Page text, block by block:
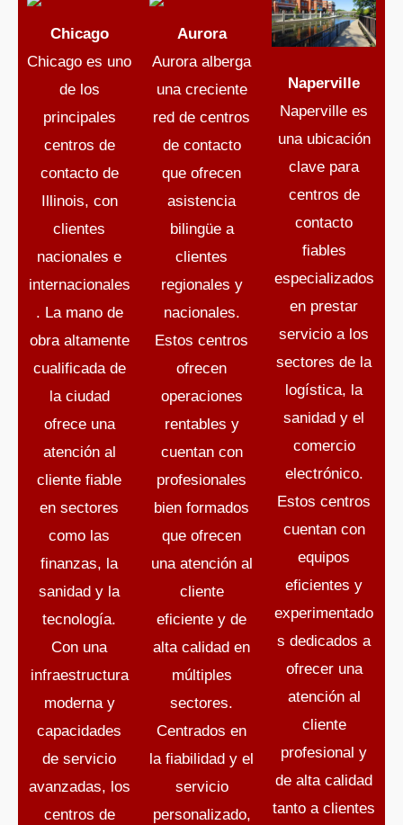
Chicago
Chicago es uno
de los
principales
centros de
contacto de
Illinois, con
clientes
nacionales e
internacionales
. La mano de
obra altamente
cualificada de
la ciudad
ofrece una
atención al
cliente fiable
en sectores
como las
finanzas, la
sanidad y la
tecnología.
Con una
infraestructura
moderna y
capacidades
de servicio
avanzadas, los
centros de
Aurora
Aurora alberga
una creciente
red de centros
de contacto
que ofrecen
asistencia
bilingüe a
clientes
regionales y
nacionales.
Estos centros
ofrecen
operaciones
rentables y
cuentan con
profesionales
bien formados
que ofrecen
una atención al
cliente
eficiente y de
alta calidad en
múltiples
sectores.
Centrados en
la fiabilidad y el
servicio
personalizado,
Naperville
Naperville es
una ubicación
clave para
centros de
contacto
fiables
especializados
en prestar
servicio a los
sectores de la
logística, la
sanidad y el
comercio
electrónico.
Estos centros
cuentan con
equipos
eficientes y
experimentado
s dedicados a
ofrecer una
atención al
cliente
profesional y
de alta calidad
tanto a clientes